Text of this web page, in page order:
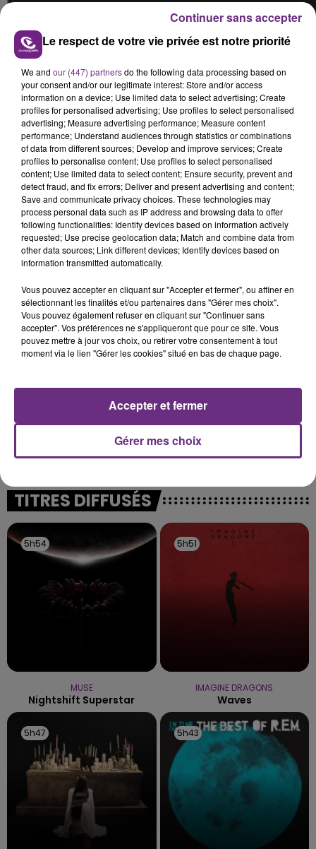
FIL D'ACTUS
LA CENTRALE NUCLÉAIRE DE CHOOZ
TOUJOURS À L'ARRÊT
nucléaire ardennaise est à l'arrêt. Une situation
justifiée par la sécheresse intense qui est toujours
présente.
LE MAGASIN JOUÉCLUB DE REIMS FERME
C'était l'une des institutions du centre-ville
fermer ses portes.
TITRES DIFFUSÉS
5h54
5h54
MUSE
Nightshift Superstar
5h51
5h51
IMAGINE DRAGONS
Waves
5h47
5h47 5h43
5h43
Le respect de votre vie privée est notre priorité
We and our (447) partnersdo the following data processing based on
your consent and/or our legitimate interest: Store and/or access
information on a device; Use limited data to select advertising; Create
profiles for personalised advertising; Use profiles to select personalised
advertising; Measure advertising performance; Measure content
performance; Understand audiences through statistics or combinations
of data from different sources; Develop and improve services; Create
profiles to personalise content; Use profiles to select personalised
content; Use limited data to select content; Ensure security, prevent and
detect fraud, and fix errors; Deliver and present advertising and content;
Save and communicate privacy choices. These technologies may
process personal data such as IP address and browsing data to offer
following functionalities: Identify devices based on information actively
requested; Use precise geolocation data; Match and combine data from
other data sources; Link different devices; Identify devices based on
information transmitted automatically.
Vous pouvez accepter en cliquant sur "Accepter et fermer", ou affiner en
sélectionnant les finalités et/ou partenaires dans "Gérer mes choix".
Vous pouvez également refuser en cliquant sur "Continuer sans
accepter". Vos préférences ne s'appliqueront que pour ce site. Vous
pouvez mettre à jour vos choix, ou retirer votre consentement à tout
moment via le lien "Gérer les cookies" situé en bas de chaque page.
Gérer mes choix
Accepter et fermer
Continuer sans accepter